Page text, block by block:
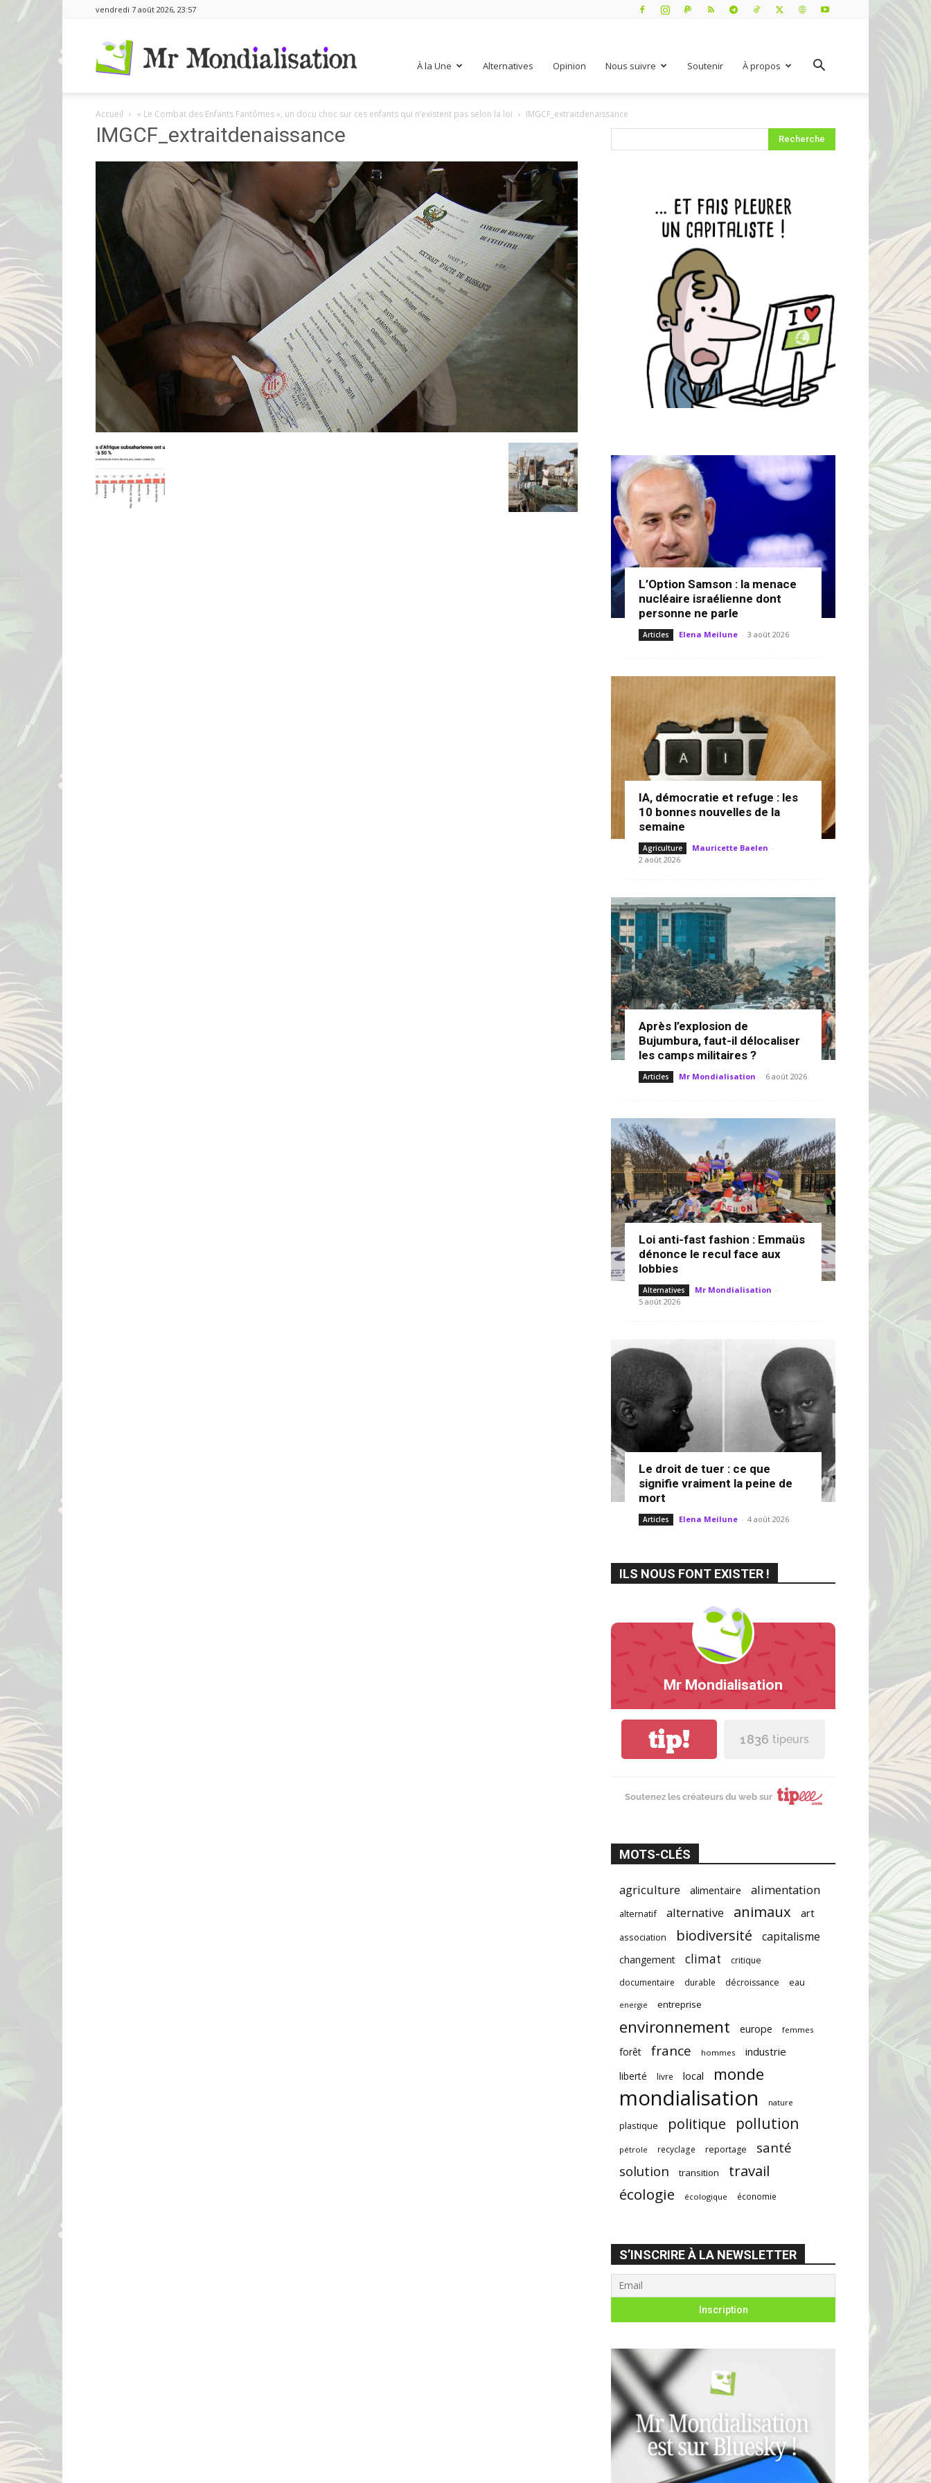
vendredi 7 août 2026, 23:57
À la Une Alternatives Opinion Nous suivre Soutenir À propos
Accueil « Le Combat des Enfants Fantômes », un docu choc sur ces enfants qui n’existent pas selon la loi IMGCF_extraitdenaissance
IMGCF_extraitdenaissance
L’Option Samson : la menace
nucléaire israélienne dont
personne ne parle
Articles Elena Meilune - 3 août 2026
IA, démocratie et refuge : les
10 bonnes nouvelles de la
semaine
Agriculture Mauricette Baelen -
2 août 2026
Après l’explosion de
Bujumbura, faut-il délocaliser
les camps militaires ?
Articles Mr Mondialisation - 6 août 2026
Loi anti-fast fashion : Emmaüs
dénonce le recul face aux
lobbies
Alternatives Mr Mondialisation -
5 août 2026
Le droit de tuer : ce que
signifie vraiment la peine de
mort
Articles Elena Meilune - 4 août 2026
ILS NOUS FONT EXISTER !
Mr Mondialisation
tip! 1 836 tipeurs
Soutenez les créateurs du web sur
MOTS-CLÉS
agriculture alimentaire alimentation
alternatif alternative animaux art
association biodiversité capitalisme
changement climat
critique
documentaire
durable décroissance eau
energie entreprise
environnement europe femmes
forêt france hommes industrie
liberté livre local monde
mondialisation nature
plastique politique pollution
pétrole recyclage reportage
santé
solution
transition
travail
écologie
écologique économie
S’INSCRIRE À LA NEWSLETTER